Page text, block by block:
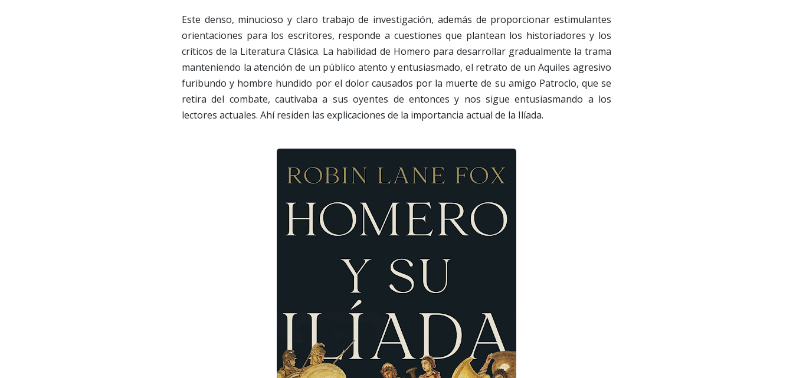
Este denso, minucioso y claro trabajo de investigación, además de proporcionar estimulantes
orientaciones para los escritores, responde a cuestiones que plantean los historiadores y los
críticos de la Literatura Clásica. La habilidad de Homero para desarrollar gradualmente la trama
manteniendo la atención de un público atento y entusiasmado, el retrato de un Aquiles agresivo
furibundo y hombre hundido por el dolor causados por la muerte de su amigo Patroclo, que se
retira del combate, cautivaba a sus oyentes de entonces y nos sigue entusiasmando a los
lectores actuales. Ahí residen las explicaciones de la importancia actual de la Ilíada.